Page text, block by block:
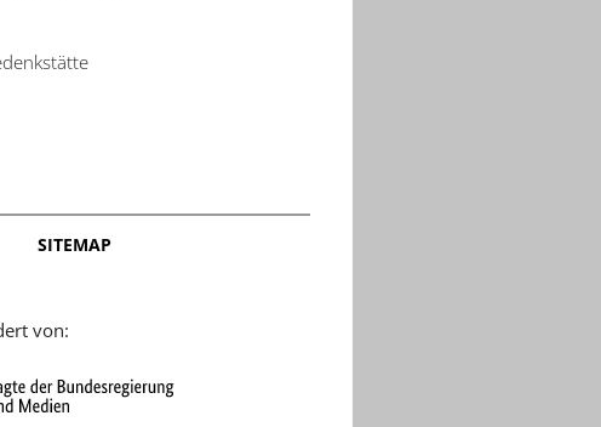
SITEMAP
von: